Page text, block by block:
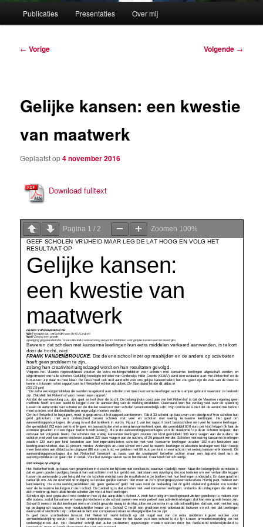
Publicaties Presentaties Over mij
Berichtnavigatie
← Vorige Volgende →
Gelijke kansen: een kwestie
van maatwerk
Geplaatst op4 november 2016
Download fulltext
Pagina 1 /2 Zoomen 100%